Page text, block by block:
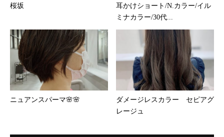
桜坂
耳かけショート/N.カラー/イル
ミナカラー/30代...
ニュアンスパーマ🌸🌸
ダメージレスカラー セピアグ
レージュ